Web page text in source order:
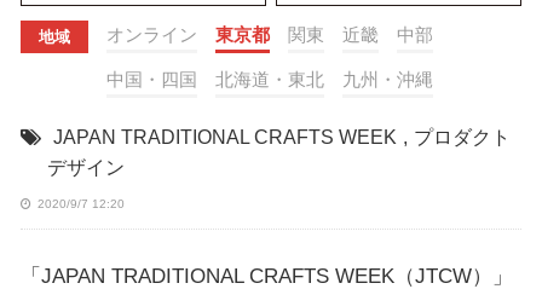
地域 オンライン 東京都 関東 近畿 中部
中国・四国 北海道・東北 九州・沖縄
JAPAN TRADITIONAL CRAFTS WEEK , プロダクト
デザイン
2020/9/7 12:20
「JAPAN TRADITIONAL CRAFTS WEEK（JTCW）」